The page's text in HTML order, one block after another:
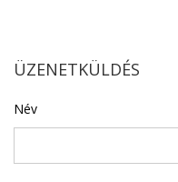
ÜZENETKÜLDÉS
Név